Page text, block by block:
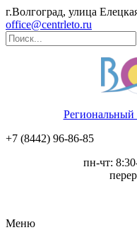
г.Волгоград, улица
office@centrleto.ru
Региональный
+7 (8442) 96-86-85
пн-чт:
Меню